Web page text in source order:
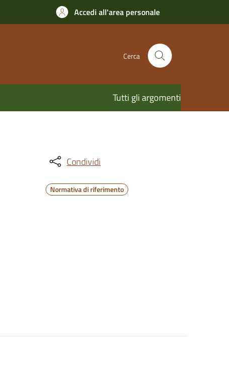
Accedi all'area personale
Cerca
Tutti gli argomenti
Condividi
Normativa di riferimento